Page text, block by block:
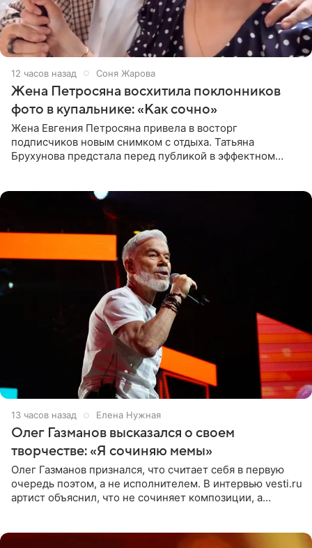
12 часов назад Соня Жарова
Жена Петросяна восхитила поклонников
фото в купальнике: «Как сочно»
Жена Евгения Петросяна привела в восторг
подписчиков новым снимком с отдыха. Татьяна
Брухунова предстала перед публикой в эффектном
13 часов назад Елена Нужная
Олег Газманов высказался о своем
творчестве: «Я сочиняю мемы»
Олег Газманов признался, что считает себя в первую
очередь поэтом, а не исполнителем. В интервью vesti.ru
артист объяснил, что не сочиняет композиции, а